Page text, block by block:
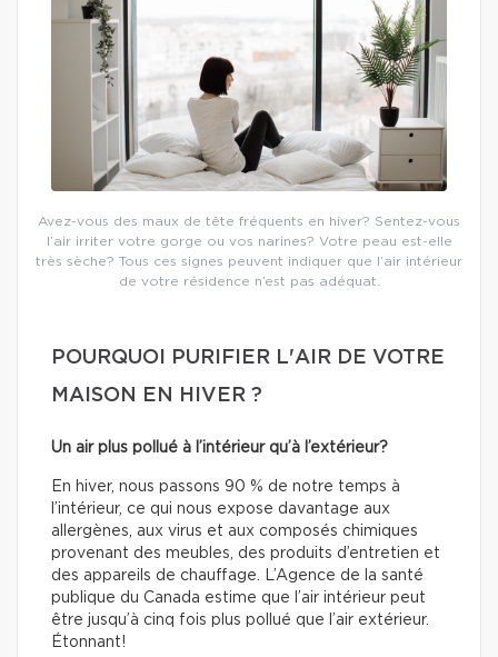
Avez-vous des maux de tête fréquents en hiver? Sentez-vous
l’air irriter votre gorge ou vos narines? Votre peau est-elle
très sèche? Tous ces signes peuvent indiquer que l’air intérieur
de votre résidence n’est pas adéquat.
POURQUOI PURIFIER L'AIR DE VOTRE
MAISON EN HIVER ?
Un air plus pollué à l’intérieur qu’à l’extérieur?
En hiver, nous passons 90 % de notre temps à
l’intérieur, ce qui nous expose davantage aux
allergènes, aux virus et aux composés chimiques
provenant des meubles, des produits d’entretien et
des appareils de chauffage. L’Agence de la santé
publique du Canada estime que l’air intérieur peut
être jusqu’à cinq fois plus pollué que l’air extérieur.
Étonnant!